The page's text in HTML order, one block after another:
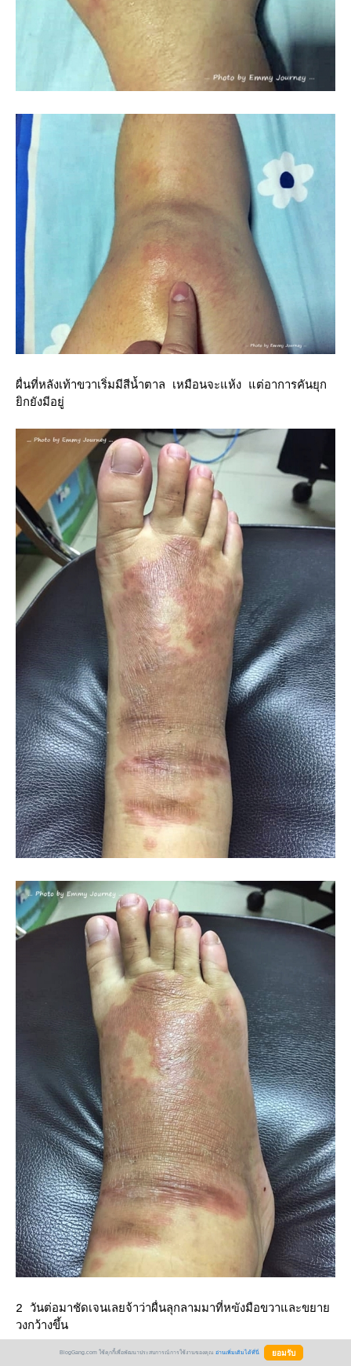
ผื่นที่หลังเท้าขวาเริ่มมีสีน้ำตาล เหมือนจะแห้ง แต่อาการคันยุก
ิกยังมีอยู่
2 วันต่อมาชัดเจนเลยจ้าว่าผื่นลุกลามมาที่หฃังมือขวาและขยา
วงกว้างขึ้น
BlogGang.com ใช้คุกกี้เพื่อพัฒนาประสบการณ์การใช้งานของคุณ อ่านเพิ่มเติมได้ที่นี่